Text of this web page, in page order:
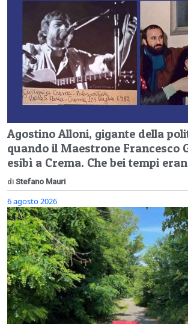
Agostino Alloni, gigante della
quando il Maestrone Francesco
esibì a Crema. Che bei tempi
di Stefano Mauri
6 agosto 2026